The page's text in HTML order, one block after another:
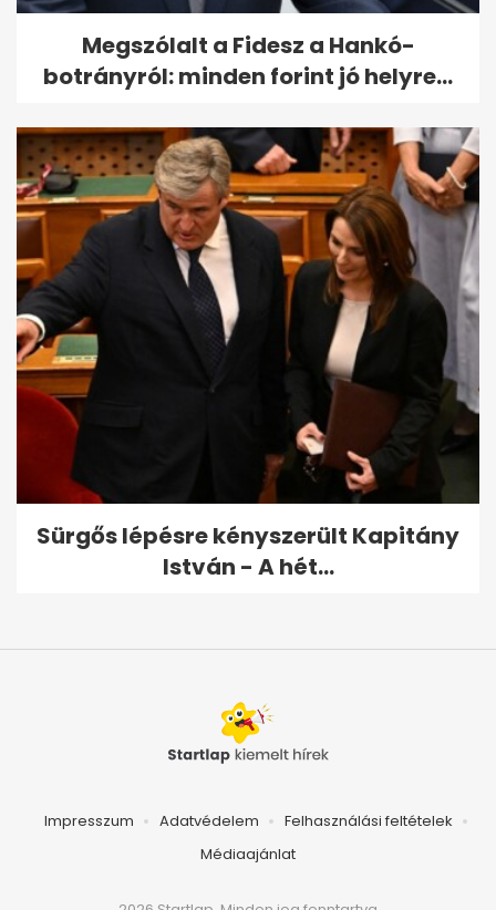
Megszólalt a Fidesz a Hankó-
botrányról: minden forint jó helyre...
Sürgős lépésre kényszerült Kapitány
István - A hét...
Impresszum Adatvédelem
Felhasználási feltételek
Médiaajánlat